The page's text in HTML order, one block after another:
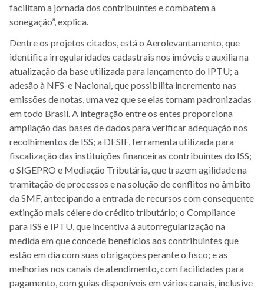
facilitam a jornada dos contribuintes e combatem a
sonegação”, explica.
Dentre os projetos citados, está o Aerolevantamento, que
identifica irregularidades cadastrais nos imóveis e auxilia na
atualização da base utilizada para lançamento do IPTU; a
adesão à NFS-e Nacional, que possibilita incremento nas
emissões de notas, uma vez que se elas tornam padronizadas
em todo Brasil. A integração entre os entes proporciona
ampliação das bases de dados para verificar adequação nos
recolhimentos de ISS; a DESIF, ferramenta utilizada para
fiscalização das instituições financeiras contribuintes do ISS;
o SIGEPRO e Mediação Tributária, que trazem agilidade na
tramitação de processos e na solução de conflitos no âmbito
da SMF, antecipando a entrada de recursos com consequente
extinção mais célere do crédito tributário; o Compliance
para ISS e IPTU, que incentiva à autorregularização na
medida em que concede benefícios aos contribuintes que
estão em dia com suas obrigações perante o fisco; e as
melhorias nos canais de atendimento, com facilidades para
pagamento, com guias disponíveis em vários canais, inclusive